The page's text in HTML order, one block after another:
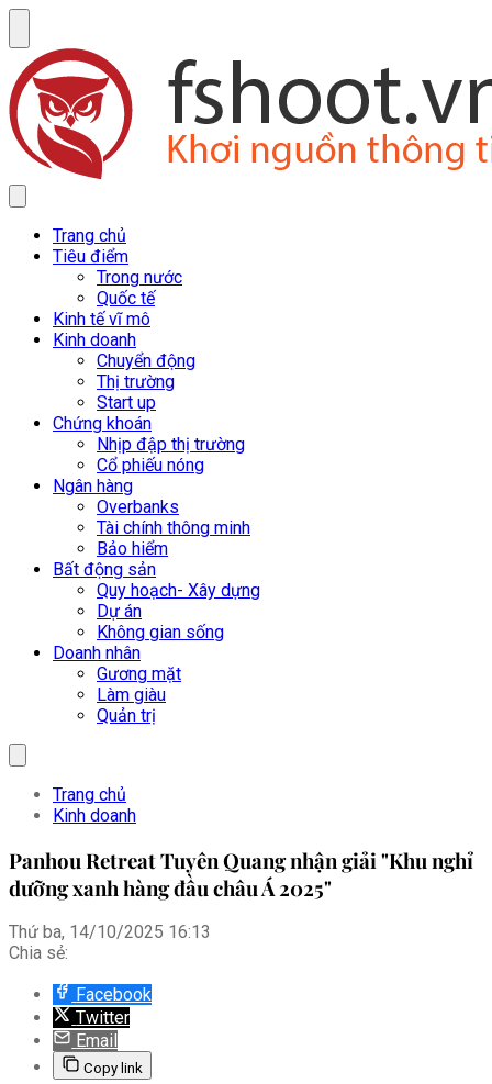
Trang chủ
Tiêu điểm
Trong nước
Quốc tế
Kinh tế vĩ mô
Kinh doanh
Chuyển động
Thị trường
Start up
Chứng khoán
Nhịp đập thị trường
Cổ phiếu nóng
Ngân hàng
Overbanks
Tài chính thông minh
Bảo hiểm
Bất động sản
Quy hoạch- Xây dựng
Dự án
Không gian sống
Doanh nhân
Gương mặt
Làm giàu
Quản trị
Trang chủ
Kinh doanh
Panhou Retreat Tuyên Quang nhận giải "Khu nghỉ
dưỡng xanh hàng đầu châu Á 2025"
Thứ ba, 14/10/2025 16:13
Chia sẻ:
Facebook
Twitter
Email
Copy link